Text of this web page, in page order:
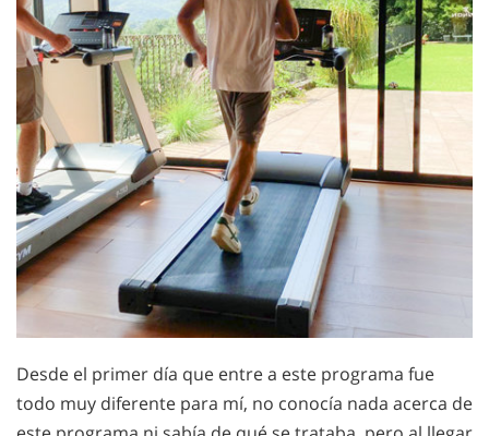
Desde el primer día que entre a este programa fue
todo muy diferente para mí, no conocía nada acerca de